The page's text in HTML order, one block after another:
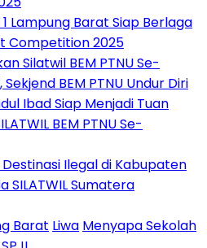
Lampung Barat Siap Berlaga
Competition 2025
Silatwil BEM PTNU Se-
BEM PTNU Undur Diri
Ibad Siap Menjadi Tuan
BEM PTNU Se-
Destinasi Ilegal di Kabupaten
SILATWIL Sumatera
Barat Liwa Menyapa Sekolah